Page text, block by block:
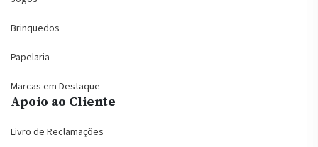
Brinquedos
Papelaria
Marcas em Destaque
Apoio ao Cliente
Livro de Reclamações